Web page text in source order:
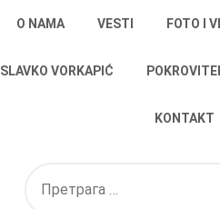
O NAMA VESTI FOTO I
SLAVKO VORKAPIĆ
KONTAKT